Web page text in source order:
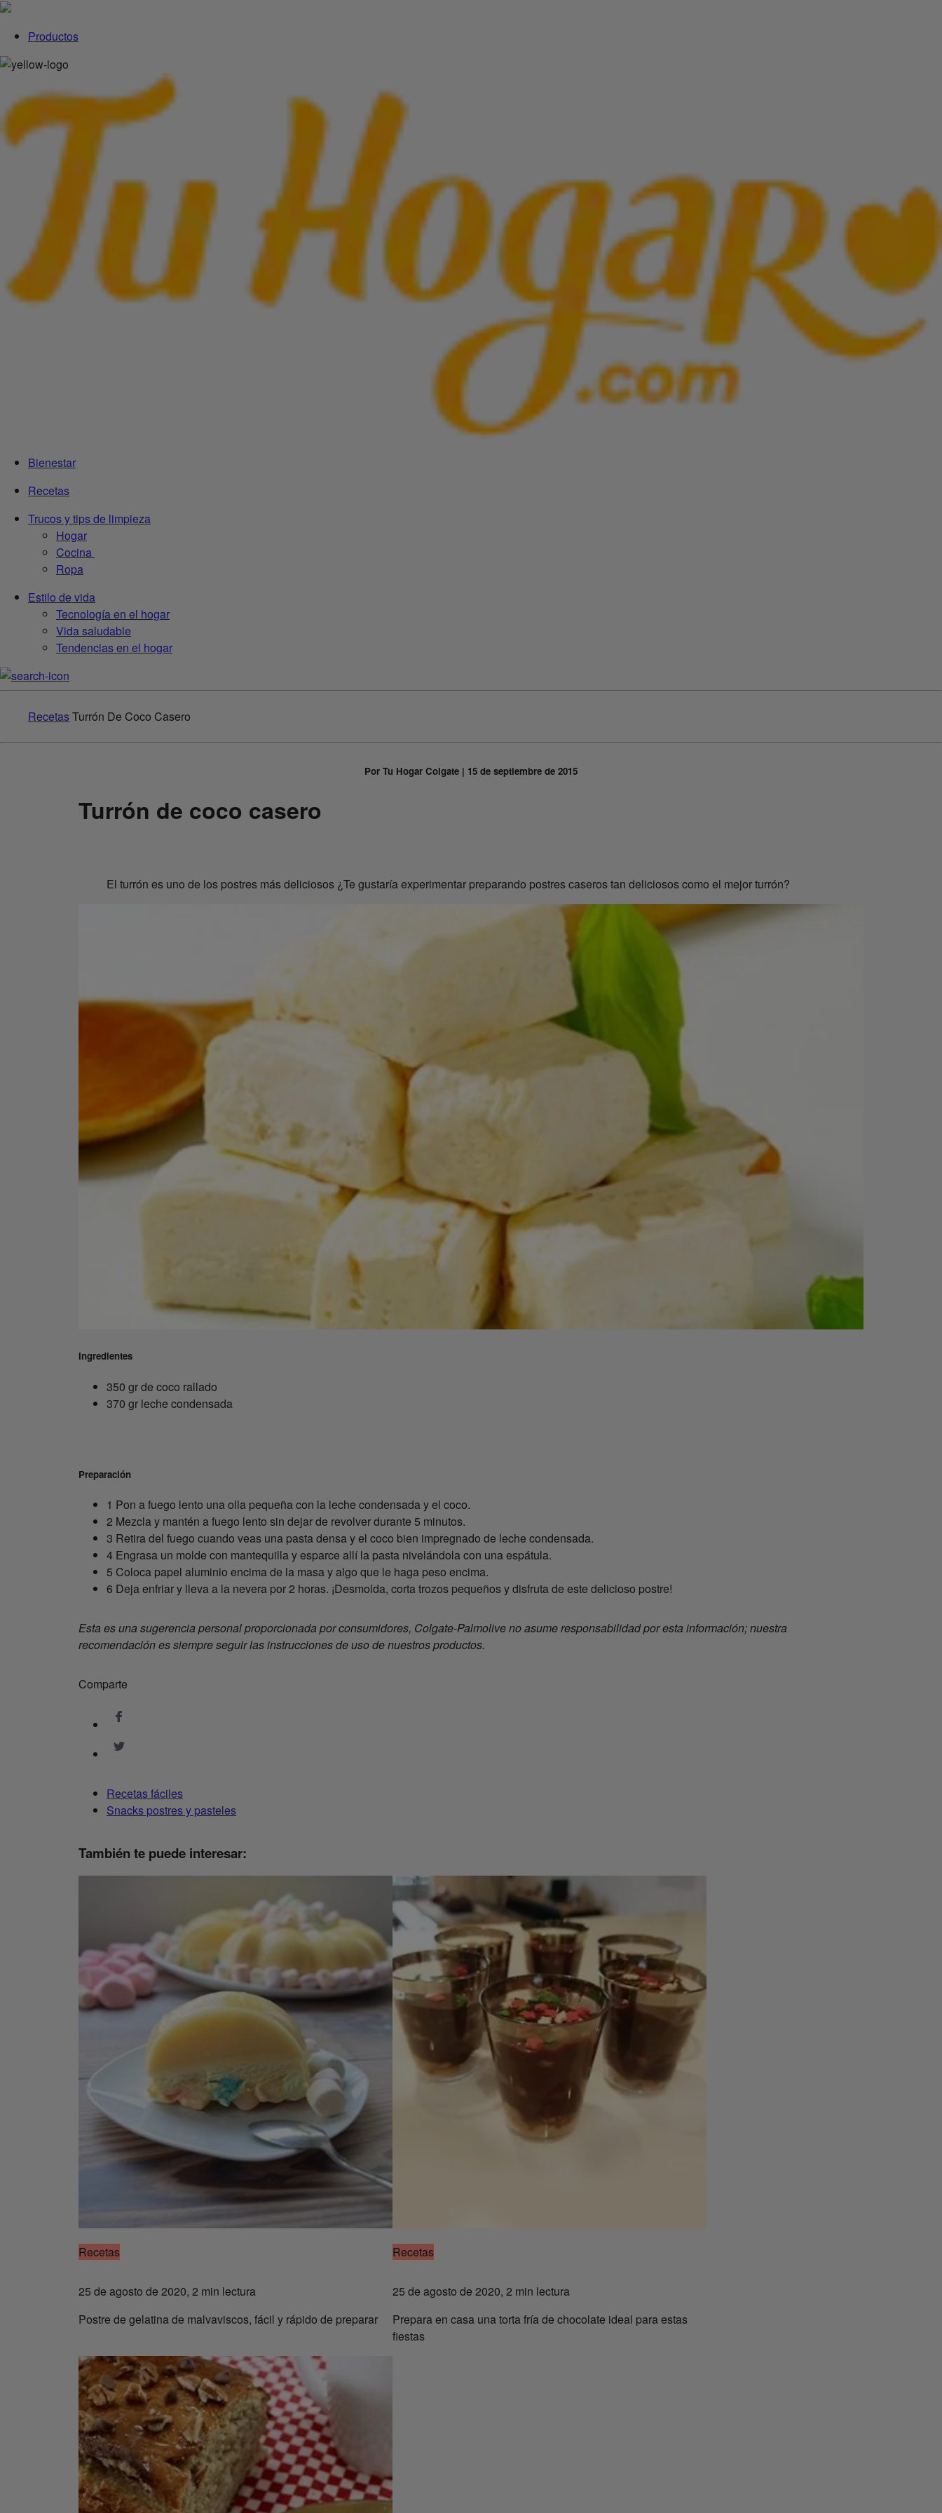
Productos
Bienestar
Recetas
Trucos y tips de limpieza
Hogar
Cocina
Ropa
Estilo de vida
Tecnología en el hogar
Vida saludable
Tendencias en el hogar
RecetasTurrón De Coco Casero
Por Tu Hogar Colgate | 15 de septiembre de 2015
Turrón de coco casero
El turrón es uno de los postres más deliciosos ¿Te gustaría experimentar preparando postres caseros tan deliciosos como el mejor turrón?
Ingredientes
350 gr de coco rallado
370 gr leche condensada
Preparación
1 Pon a fuego lento una olla pequeña con la leche condensada y el coco.
2 Mezcla y mantén a fuego lento sin dejar de revolver durante 5 minutos.
3 Retira del fuego cuando veas una pasta densa y el coco bien impregnado de leche condensada.
4 Engrasa un molde con mantequilla y esparce allí la pasta nivelándola con una espátula.
5 Coloca papel aluminio encima de la masa y algo que le haga peso encima.
6 Deja enfriar y lleva a la nevera por 2 horas. ¡Desmolda, corta trozos pequeños y disfruta de este delicioso postre!
Esta es una sugerencia personal proporcionada por consumidores, Colgate-Palmolive no asume responsabilidad por esta información; nuestra
recomendación es siempre seguir las instrucciones de uso de nuestros productos.
Comparte
Recetas fáciles
Snacks postres y pasteles
También te puede interesar:
Recetas
25 de agosto de 2020, 2 min lectura
Postre de gelatina de malvaviscos, fácil y rápido de preparar
Recetas
25 de agosto de 2020, 2 min lectura
Prepara en casa una torta fría de chocolate ideal para estas
fiestas